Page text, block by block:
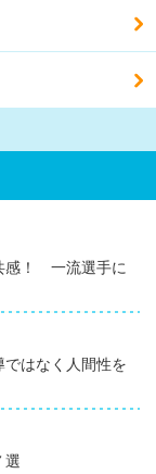
感！ 一流選手に
はなく人間性を
選